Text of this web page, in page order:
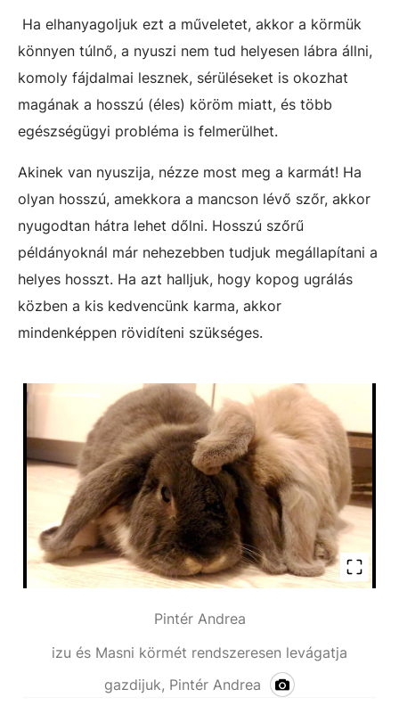
Ha elhanyagoljuk ezt a műveletet, akkor a körmük
könnyen túlnő, a nyuszi nem tud helyesen lábra állni,
komoly fájdalmai lesznek, sérüléseket is okozhat
magának a hosszú (éles) köröm miatt, és több
egészségügyi probléma is felmerülhet.
Akinek van nyuszija, nézze most meg a karmát! Ha
olyan hosszú, amekkora a mancson lévő szőr, akkor
nyugodtan hátra lehet dőlni. Hosszú szőrű
példányoknál már nehezebben tudjuk megállapítani a
helyes hosszt. Ha azt halljuk, hogy kopog ugrálás
közben a kis kedvencünk karma, akkor
mindenképpen rövidíteni szükséges.
Pintér Andrea
izu és Masni körmét rendszeresen levágatja
gazdijuk, Pintér Andrea